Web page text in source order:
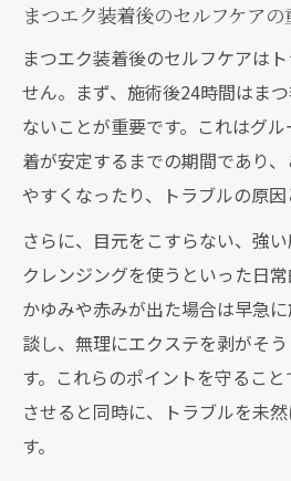
まつエク装着後のセルフケアの
まつエク装着後のセルフケアは
せん。まず、施術後24時間はま
ないことが重要です。これはグ
着が安定するまでの期間であり
やすくなったり、トラブルの原因
さらに、目元をこすらない、強
クレンジングを使うといった日常
かゆみや赤みが出た場合は早急
談し、無理にエクステを剥がそ
す。これらのポイントを守るこ
させると同時に、トラブルを未
す。